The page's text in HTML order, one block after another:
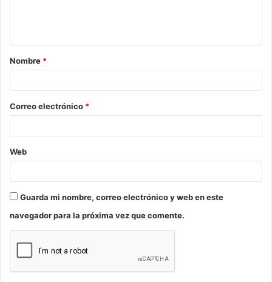
a
r
*
Nombre *
Correo electrónico *
Web
Guarda mi nombre, correo electrónico y web en este
navegador para la próxima vez que comente.